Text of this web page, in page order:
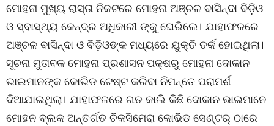
ମୋହନା ମୁଖ୍ୟ ରାସ୍ତା ନିକଟରେ ମୋହନା ଅଞ୍ଚଳ ବାସିନ୍ଦା ବିଡ଼ିଓ
ଓ ସ୍ବାସ୍ଥ୍ୟ କେନ୍ଦ୍ର ଅଧିକାରୀ ଙ୍କୁ ଘେରିଲେ। ଯାହାଫଳରେ
ଅଞ୍ଚଳ ବାସିନ୍ଦା ଓ ବିଡ଼ିଓଙ୍କ ମଧ୍ୟରେ ଯୁକ୍ତି ତର୍କ ହୋଇଥିଲା।
ସୂଚନା ମୁତାବକ ମୋହନା ପ୍ରଶାସନ ପକ୍ଷରୁ ମୋହନା ଦୋକାନ
ଭାଇମାନଙ୍କ କୋଭିଡ ଟେଷ୍ଟ କରିବା ନିମନ୍ତେ ପରାମର୍ଶ
ଦିଆଯାଇଥିଲା। ଯାହାଫଳରେ ଗତ କାଲି କିଛି ଦୋକାନ ଭାଇମାନେ
ମୋହନ ବ୍ଲକ ଅନ୍ତର୍ଗତ ଚିକସିମେରା କୋଭିଡ ସେଣ୍ଟର୍ ଠାରେ